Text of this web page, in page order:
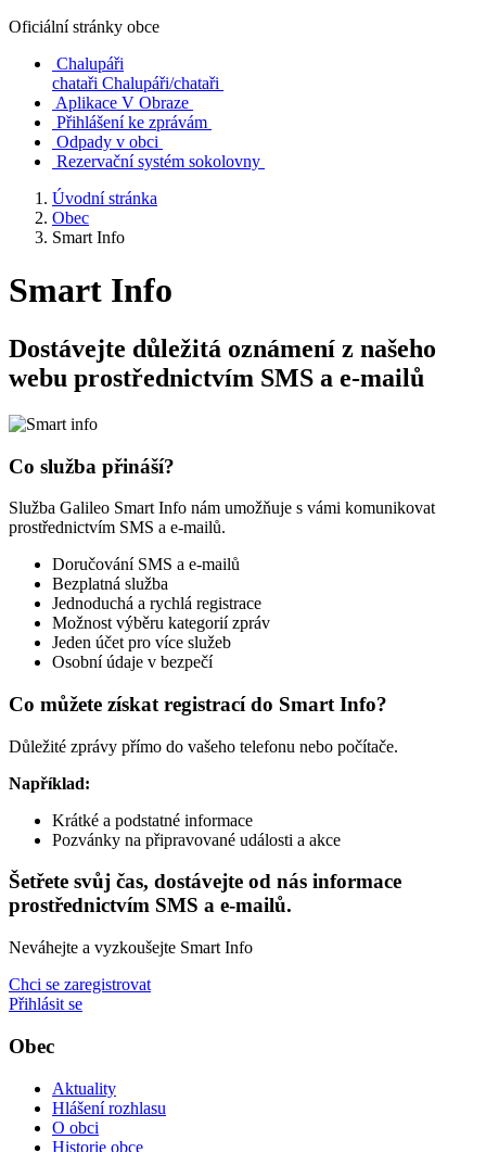
Oficiální stránky obce
Chalupáři
chataři Chalupáři/chataři
Aplikace V Obraze
Přihlášení ke zprávám
Odpady v obci
Rezervační systém sokolovny
Úvodní stránka
Obec
Smart Info
Smart Info
Dostávejte důležitá oznámení z našeho
webu prostřednictvím SMS a e-mailů
Co služba přináší?
Služba Galileo Smart Info nám umožňuje s vámi komunikovat
prostřednictvím SMS a e-mailů.
Doručování SMS a e-mailů
Bezplatná služba
Jednoduchá a rychlá registrace
Možnost výběru kategorií zpráv
Jeden účet pro více služeb
Osobní údaje v bezpečí
Co můžete získat registrací do Smart Info?
Důležité zprávy přímo do vašeho telefonu nebo počítače.
Například:
Krátké a podstatné informace
Pozvánky na připravované události a akce
Šetřete svůj čas, dostávejte od nás informace
prostřednictvím SMS a e-mailů.
Neváhejte a vyzkoušejte Smart Info
Chci se zaregistrovat
Přihlásit se
Obec
Aktuality
Hlášení rozhlasu
O obci
Historie obce